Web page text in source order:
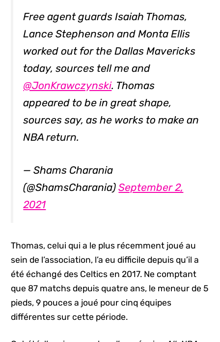
Free agent guards Isaiah Thomas,
Lance Stephenson and Monta Ellis
worked out for the Dallas Mavericks
today, sources tell me and
@JonKrawczynski. Thomas
appeared to be in great shape,
sources say, as he works to make an
NBA return.
— Shams Charania
(@ShamsCharania)September 2,
2021
Thomas, celui qui a le plus récemment joué au
sein de l’association, l’a eu difficile depuis qu’il a
été échangé des Celtics en 2017. Ne comptant
que 87 matchs depuis quatre ans, le meneur de 5
pieds, 9 pouces a joué pour cinq équipes
différentes sur cette période.